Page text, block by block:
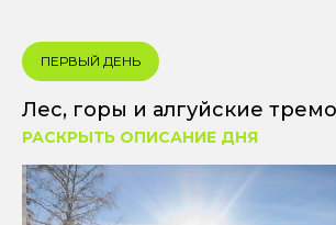
ПЕРВЫЙ ДЕНЬ
Лес, горы и алгуйские
РАСКРЫТЬ ОПИСАНИЕ ДНЯ